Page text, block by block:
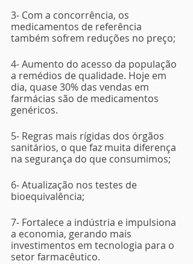
3- Com a concorrência, os
medicamentos de referência
também sofrem reduções no preço;
4- Aumento do acesso da população
a remédios de qualidade. Hoje em
dia, quase 30% das vendas em
farmácias são de medicamentos
genéricos.
5- Regras mais rígidas dos órgãos
sanitários, o que faz muita diferença
na segurança do que consumimos;
6- Atualização nos testes de
bioequivalência;
7- Fortalece a indústria e impulsiona
a economia, gerando mais
investimentos em tecnologia para o
setor farmacêutico.